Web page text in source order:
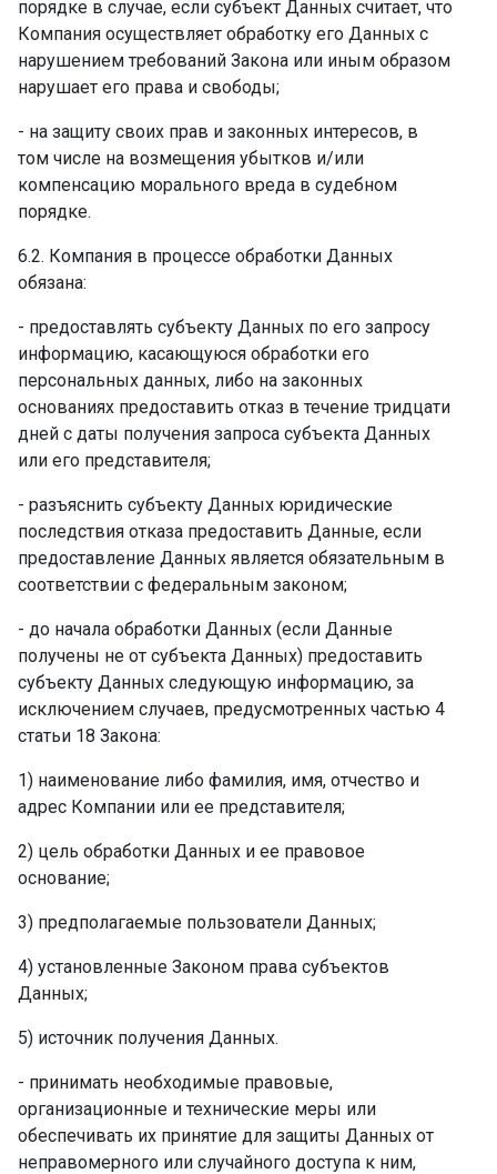
порядке в случае, если субъект Данных считает, что
Компания осуществляет обработку его Данных с
нарушением требований Закона или иным образом
нарушает его права и свободы; ­
- на защиту своих прав и законных интересов, в
том числе на возмещения убытков и/или
компенсацию морального вреда в судебном
порядке.
6.2. Компания в процессе обработки Данных
обязана: ­
- предоставлять субъекту Данных по его запросу
информацию, касающуюся обработки его
персональных данных, либо на законных
основаниях предоставить отказ в течение тридцати
дней с даты получения запроса субъекта Данных
или его представителя; ­
- разъяснить субъекту Данных юридические
последствия отказа предоставить Данные, если
предоставление Данных является обязательным в
соответствии с федеральным законом; ­
- до начала обработки Данных (если Данные
получены не от субъекта Данных) предоставить
субъекту Данных следующую информацию, за
исключением случаев, предусмотренных частью 4
статьи 18 Закона:
1) наименование либо фамилия, имя, отчество и
адрес Компании или ее представителя;
2) цель обработки Данных и ее правовое
основание;
3) предполагаемые пользователи Данных;
4) установленные Законом права субъектов
Данных;
5) источник получения Данных. ­
- принимать необходимые правовые,
организационные и технические меры или
обеспечивать их принятие для защиты Данных от
неправомерного или случайного доступа к ним,